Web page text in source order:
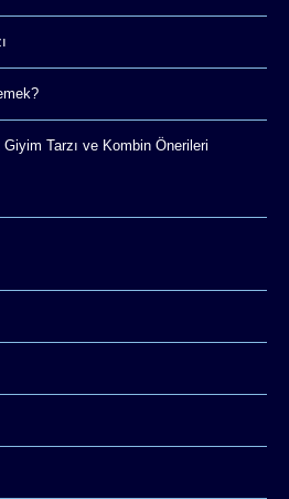
Tarzı ve Kombin Önerileri